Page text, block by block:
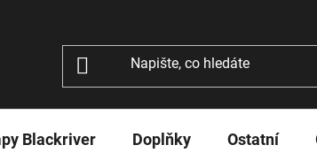
Blackriver Doplňky Ostatní